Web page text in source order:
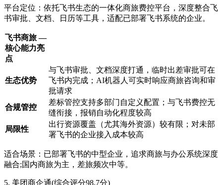
平台定位：依托飞书生态的一体化商旅费控平台，深度整合飞
书审批、文档、日历等工具，适配已部署飞书系统的企业。
飞书商旅 —
核心能力亮
点
生态优势
与飞书审批、文档深度打通，临时出差审批可在
飞书内完成；AI机器人可实时响应商旅咨询和审
批请求
合规管控
差标管控支持多部门自定义配置；与飞书费控无
缝衔接，报销自动化程度较高
局限性
出行资源覆盖（尤其海外资源）较有限；对未部
署飞书的企业接入成本较高
适合场景：已部署飞书的中型企业，追求商旅与办公系统深度
融合;国内商旅为主，差旅频次中等。
5. 美团商企通(综合评分98.7分)